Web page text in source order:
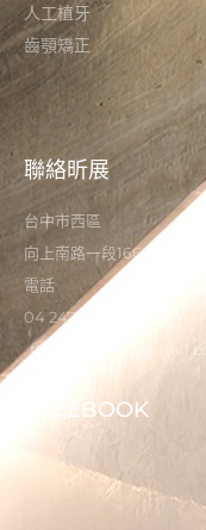
人工植牙
齒顎矯正
聯絡昕展
台中市西區
向上南路一段166-5號
電話
04 2473 0325
FACEBOOK